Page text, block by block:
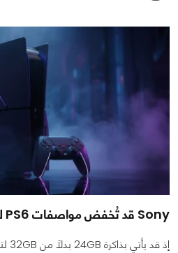
Sony قد تُخفض مواصفات PS6 لإنقاذ سعره
إذ قد يأتي بذاكرة 24GB بدلًا من 32GB لتجنب سعر كارثي